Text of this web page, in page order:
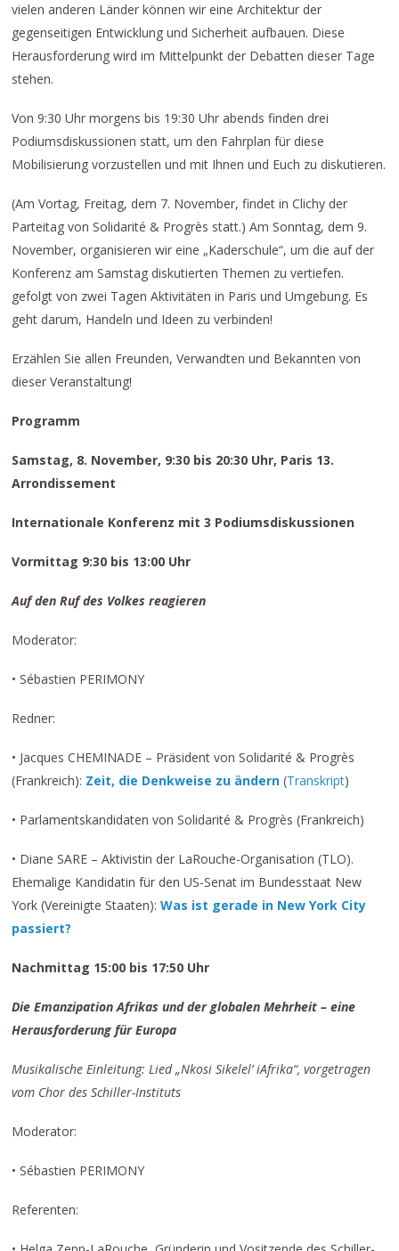
vielen anderen Länder können wir eine Architektur der
gegenseitigen Entwicklung und Sicherheit aufbauen. Diese
Herausforderung wird im Mittelpunkt der Debatten dieser Tage
stehen.
Von 9:30 Uhr morgens bis 19:30 Uhr abends finden drei
Podiumsdiskussionen statt, um den Fahrplan für diese
Mobilisierung vorzustellen und mit Ihnen und Euch zu diskutieren.
(Am Vortag, Freitag, dem 7. November, findet in Clichy der
Parteitag von Solidarité & Progrès statt.) Am Sonntag, dem 9.
November, organisieren wir eine „Kaderschule“, um die auf der
Konferenz am Samstag diskutierten Themen zu vertiefen.
gefolgt von zwei Tagen Aktivitäten in Paris und Umgebung. Es
geht darum, Handeln und Ideen zu verbinden!
Erzählen Sie allen Freunden, Verwandten und Bekannten von
dieser Veranstaltung!
Programm
Samstag, 8. November, 9:30 bis 20:30 Uhr, Paris 13.
Arrondissement
Internationale Konferenz mit 3 Podiumsdiskussionen
Vormittag 9:30 bis 13:00 Uhr
Auf den Ruf des Volkes reagieren
Moderator:
• Sébastien PERIMONY
Redner:
• Jacques CHEMINADE – Präsident von Solidarité & Progrès
(Frankreich): Zeit, die Denkweise zu ändern (Transkript)
• Parlamentskandidaten von Solidarité & Progrès (Frankreich)
• Diane SARE – Aktivistin der LaRouche-Organisation (TLO).
Ehemalige Kandidatin für den US-Senat im Bundesstaat New
York (Vereinigte Staaten):Was ist gerade in New York City
passiert?
Nachmittag 15:00 bis 17:50 Uhr
Die Emanzipation Afrikas und der globalen Mehrheit – eine
Herausforderung für Europa
Musikalische Einleitung: Lied „Nkosi Sikelel’ iAfrika“, vorgetragen
vom Chor des Schiller-Instituts
Moderator:
• Sébastien PERIMONY
Referenten: